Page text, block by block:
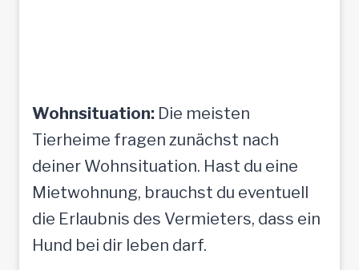
Wohnsituation: Die meisten
Tierheime fragen zunächst nach
deiner Wohnsituation. Hast du eine
Mietwohnung, brauchst du eventuell
die Erlaubnis des Vermieters, dass ein
Hund bei dir leben darf.